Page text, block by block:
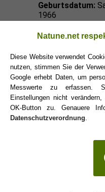
Geburtsdatum:
1966
Sternzeichen:
Schütze Promis
Schütze
Natune.net
Diese Website verwendet
nutzen, stimmen Sie der
Google erhebt Daten, um
Messwerte zu erfassen.
Einstellungen nicht
OK-Button zu. Genauere
Datenschutzverordnung